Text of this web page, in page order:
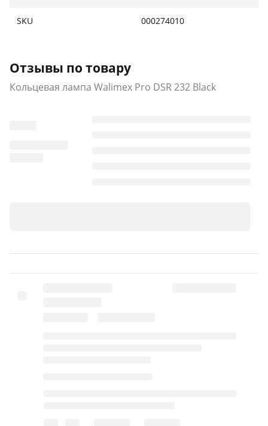
SKU 000274010
Отзывы по товару
Кольцевая лампа Walimex Pro DSR 232 Black